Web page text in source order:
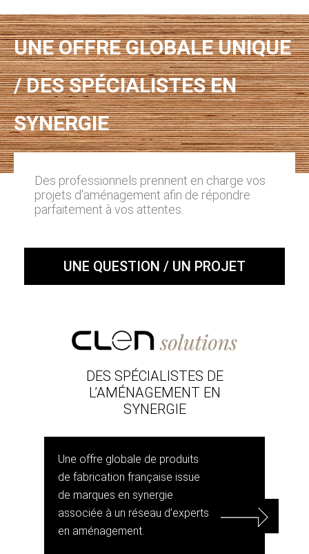
UNE OFFRE GLOBALE UNIQUE
/ DES SPÉCIALISTES EN
SYNERGIE
Des professionnels prennent en charge vos
projets d'aménagement afin de répondre
parfaitement à vos attentes.
UNE QUESTION / UN PROJET
DES SPÉCIALISTES DE
L’AMÉNAGEMENT EN
SYNERGIE
Une offre globale de produits
de fabrication française issue
de marques en synergie
associée à un réseau d’experts
en aménagement.